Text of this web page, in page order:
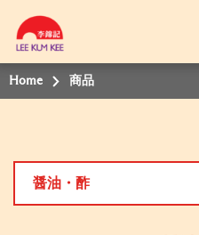
Home 商品
醤油・酢